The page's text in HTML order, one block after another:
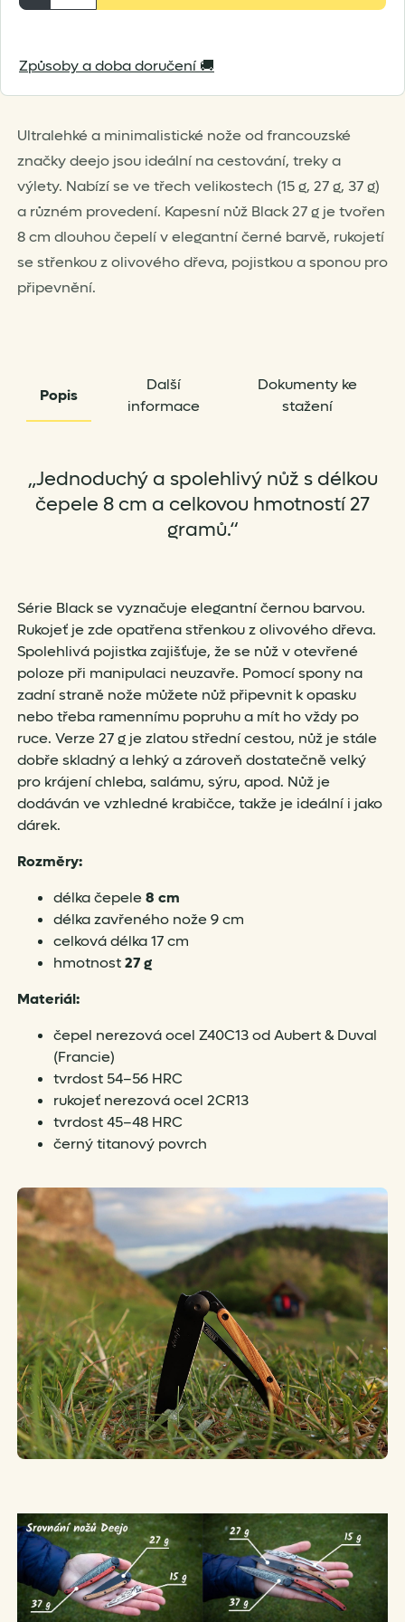
Ultralehké a minimalistické nože od francouzské
značky deejo jsou ideální na cestování, treky a
výlety. Nabízí se ve třech velikostech (15 g, 27 g, 37 g)
a různém provedení. Kapesní nůž Black 27 g je tvořen
8 cm dlouhou čepelí v elegantní černé barvě, rukojetí
se střenkou z olivového dřeva, pojistkou a sponou pro
připevnění.
olive
wood
Způsoby a doba doručení 🚚
Popis
Další
informace
Dokumenty ke
stažení
„Jednoduchý a spolehlivý nůž s délkou
čepele 8 cm a celkovou hmotností 27
gramů.“
Série Black se vyznačuje elegantní černou barvou.
Rukojeť je zde opatřena střenkou z olivového dřeva.
Spolehlivá pojistka zajišťuje, že se nůž v otevřené
poloze při manipulaci neuzavře. Pomocí spony na
zadní straně nože můžete nůž připevnit k opasku
nebo třeba ramennímu popruhu a mít ho vždy po
ruce. Verze 27 g je zlatou střední cestou, nůž je stále
dobře skladný a lehký a zároveň dostatečně velký
pro krájení chleba, salámu, sýru, apod. Nůž je
dodáván ve vzhledné krabičce, takže je ideální i jako
dárek.
Rozměry:
délka čepele8 cm
délka zavřeného nože 9 cm
celková délka 17 cm
hmotnost27 g
Materiál:
čepel nerezová ocel Z40C13 od Aubert & Duval
(Francie)
tvrdost 54–56 HRC
rukojeť nerezová ocel 2CR13
tvrdost 45–48 HRC
černý titanový povrch